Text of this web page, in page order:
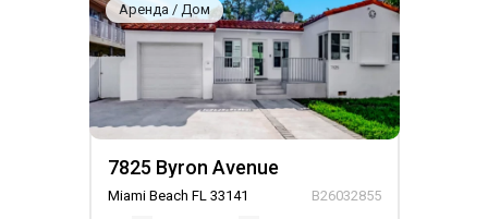
Аренда / Дом
7825 Byron Avenue
Miami Beach FL 33141
B26032855